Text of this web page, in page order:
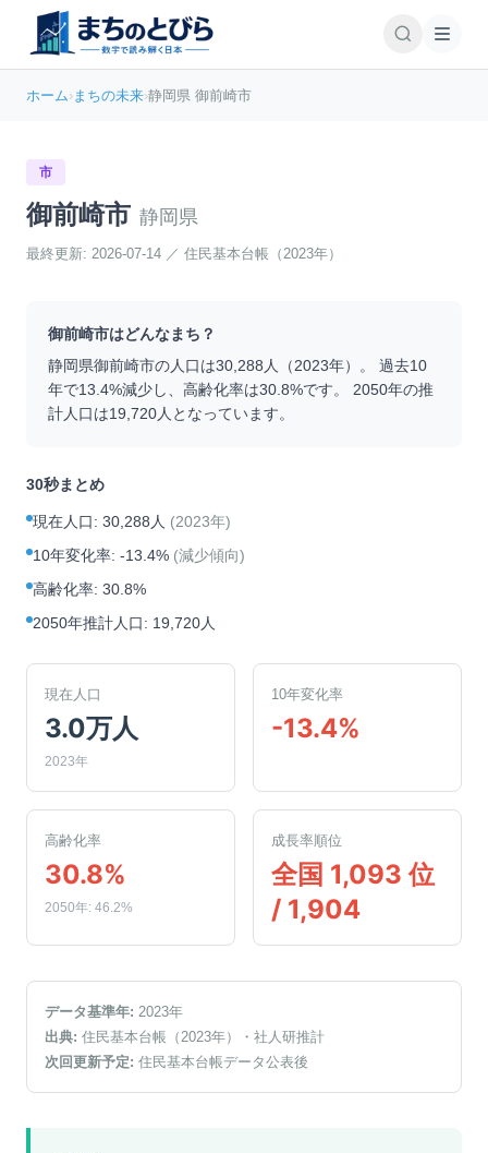
ホーム›まちの未来›静岡県 御前崎市
市
御前崎市 静岡県
最終更新: 2026-07-14 ／ 住民基本台帳（2023年）
御前崎市はどんなまち？
静岡県御前崎市の人口は30,288 人（2023年）。 過去10
年で13.4%減少し、高齢化率は30.8%です。 2050年の推
計人口は19,720人となっています。
30秒まとめ
現在人口: 30,288人 (2023年)
10年変化率: -13.4% (減少傾向)
高齢化率: 30.8%
2050年推計人口: 19,720人
現在人口
3.0万人
2023年
10年変化率
-13.4%
高齢化率
30.8%
2050年: 46.2%
成長率順位
全国 1,093 位
/ 1,904
データ基準年: 2023年
出典: 住民基本台帳（2023年）
・社人研推計
次回更新予定: 住民基本台帳データ公表後